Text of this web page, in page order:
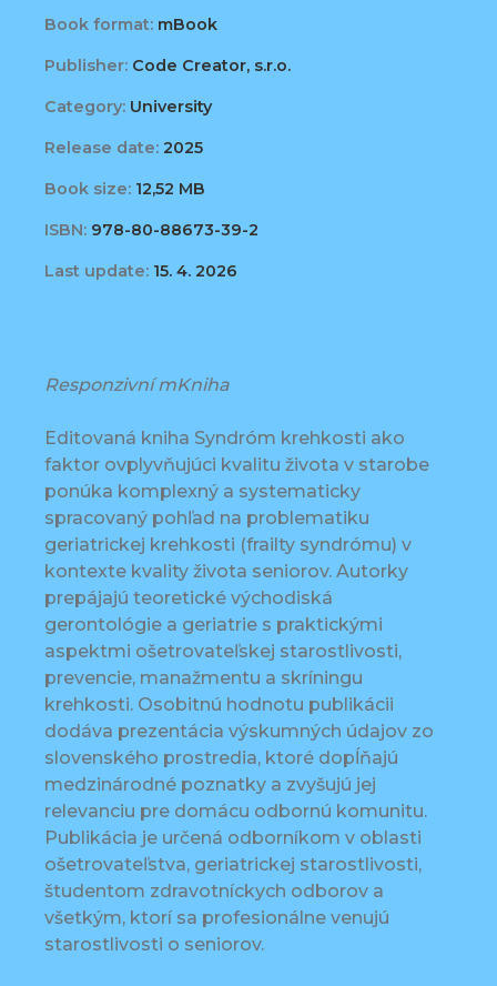
Book format: mBook
Publisher: Code Creator, s.r.o.
Category: University
Release date: 2025
Book size: 12,52 MB
ISBN: 978-80-88673-39-2
Last update: 15. 4. 2026
Responzivní mKniha
Editovaná kniha Syndróm krehkosti ako
faktor ovplyvňujúci kvalitu života v starobe
ponúka komplexný a systematicky
spracovaný pohľad na problematiku
geriatrickej krehkosti (frailty syndrómu) v
kontexte kvality života seniorov. Autorky
prepájajú teoretické východiská
gerontológie a geriatrie s praktickými
aspektmi ošetrovateľskej starostlivosti,
prevencie, manažmentu a skríningu
krehkosti. Osobitnú hodnotu publikácii
dodáva prezentácia výskumných údajov zo
slovenského prostredia, ktoré dopĺňajú
medzinárodné poznatky a zvyšujú jej
relevanciu pre domácu odbornú komunitu.
Publikácia je určená odborníkom v oblasti
ošetrovateľstva, geriatrickej starostlivosti,
študentom zdravotníckych odborov a
všetkým, ktorí sa profesionálne venujú
starostlivosti o seniorov.